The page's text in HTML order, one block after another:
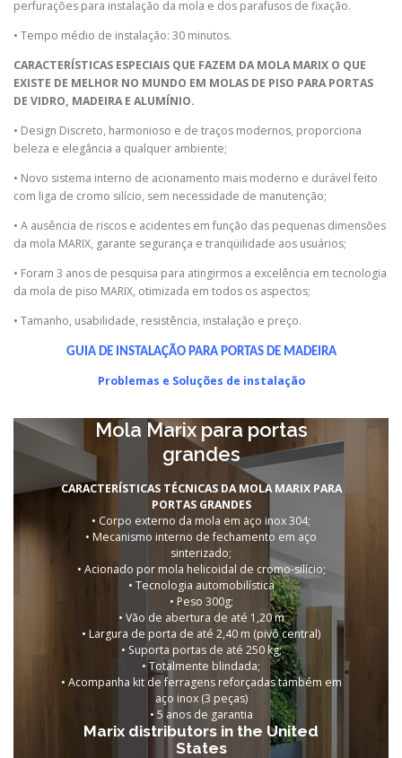
perfurações para instalação da mola e dos parafusos de fixação.
• Tempo médio de instalação: 30 minutos.
CARACTERÍSTICAS ESPECIAIS QUE FAZEM DA MOLA MARIX O QUE
EXISTE DE MELHOR NO MUNDO EM MOLAS DE PISO PARA PORTAS
DE VIDRO, MADEIRA E ALUMÍNIO.
• Design Discreto, harmonioso e de traços modernos, proporciona
beleza e elegância a qualquer ambiente;
• Novo sistema interno de acionamento mais moderno e durável feito
com liga de cromo silício, sem necessidade de manutenção;
• A ausência de riscos e acidentes em função das pequenas dimensões
da mola MARIX, garante segurança e tranqüilidade aos usuários;
• Foram 3 anos de pesquisa para atingirmos a excelência em tecnologia
da mola de piso MARIX, otimizada em todos os aspectos;
• Tamanho, usabilidade, resistência, instalação e preço.
GUIA DE INSTALAÇÃO PARA PORTAS DE MADEIRA
Problemas e Soluções de instalação
Mola Marix para portas
grandes
CARACTERÍSTICAS TÉCNICAS DA MOLA MARIX PARA
PORTAS GRANDES
• Corpo externo da mola em aço inox 304;
• Mecanismo interno de fechamento em aço
sinterizado;
• Acionado por mola helicoidal de cromo-silício;
• Tecnologia automobilística
• Peso 300g;
• Vão de abertura de até 1,20 m
• Largura de porta de até 2,40 m (pivô central)
• Suporta portas de até 250 kg;
• Totalmente blindada;
• Acompanha kit de ferragens reforçadas também em
aço inox (3 peças)
• 5 anos de garantia
Marix distributors in the United
States